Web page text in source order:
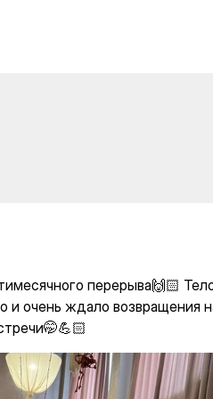
перерыва🙌🏻
и очень ждало возвращения